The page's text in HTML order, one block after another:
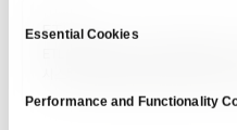
Essential Cookies
Performance and Functionality
ETL
과정입니다.